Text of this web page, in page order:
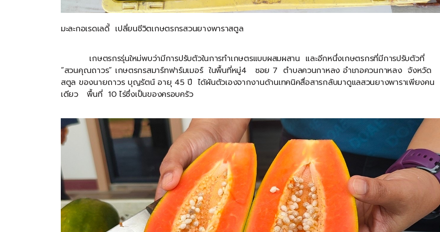
มะละกอเรดเลดี้ เปลี่ยนชีวิตเกษตรกรสวนยางพาราสตูล
เกษตรกรรุ่นใหม่พบว่ามีการปรับตัวในการทำเกษตรแบบผสมผสาน และอีกหนึ่งเกษตรกรที่มีการปรับตัวที่
“สวนคุณถาวร” เกษตรกรสมาร์ทฟาร์มเมอร์ ในพื้นที่หมู่4 ซอย 7 ตำบลควนกาหลง อำเภอควนกาหลง จังหวัด
สตูล ของนายถาวร บุญรัตน์ อายุ 45 ปี ได้ผันตัวเองจากงานด้านเทคนิคสื่อสารกลับมาดูแลสวนยางพาราเพียงคน
เดียว
พื้นที่ 10 ไร่ซึ่งเป็นของครอบครัว